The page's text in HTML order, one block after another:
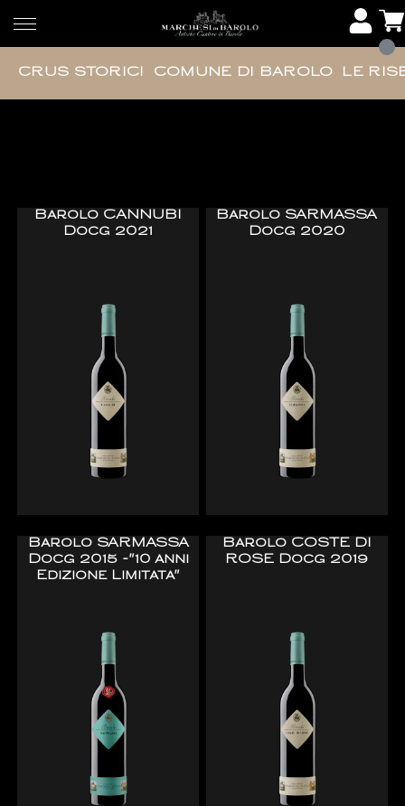
CRUS STORICI COMUNE DI BAROLO LE
Barolo CANNUBI
Docg 2021
Barolo SARMASSA
Docg 2020
Barolo SARMASSA
Docg 2015 -"10 anni
Edizione Limitata"
Barolo COSTE DI
ROSE Docg 2019